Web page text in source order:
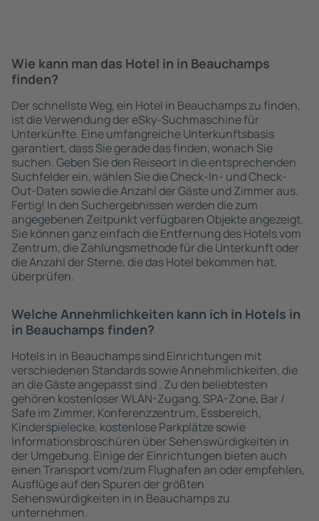
Wie kann man das Hotel in in Beauchamps
finden?
Der schnellste Weg, ein Hotel in Beauchamps zu finden,
ist die Verwendung der eSky-Suchmaschine für
Unterkünfte. Eine umfangreiche Unterkunftsbasis
garantiert, dass Sie gerade das finden, wonach Sie
suchen. Geben Sie den Reiseort in die entsprechenden
Suchfelder ein, wählen Sie die Check-In- und Check-
Out-Daten sowie die Anzahl der Gäste und Zimmer aus.
Fertig! In den Suchergebnissen werden die zum
angegebenen Zeitpunkt verfügbaren Objekte angezeigt.
Sie können ganz einfach die Entfernung des Hotels vom
Zentrum, die Zahlungsmethode für die Unterkunft oder
die Anzahl der Sterne, die das Hotel bekommen hat,
überprüfen.
Welche Annehmlichkeiten kann ich in Hotels in
in Beauchamps finden?
Hotels in in Beauchamps sind Einrichtungen mit
verschiedenen Standards sowie Annehmlichkeiten, die
an die Gäste angepasst sind . Zu den beliebtesten
gehören kostenloser WLAN-Zugang, SPA-Zone, Bar /
Safe im Zimmer, Konferenzzentrum, Essbereich,
Kinderspielecke, kostenlose Parkplätze sowie
Informationsbroschüren über Sehenswürdigkeiten in
der Umgebung. Einige der Einrichtungen bieten auch
einen Transport vom/zum Flughafen an oder empfehlen,
Ausflüge auf den Spuren der größten
Sehenswürdigkeiten in in Beauchamps zu
unternehmen.